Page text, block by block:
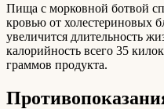
Пища с морковной ботвой
кровью от холестериновых
увеличится длительность
калорийность всего 35
граммов продукта.